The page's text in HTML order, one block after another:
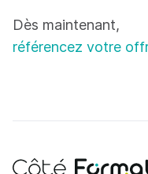
Dès maintenant,
référencez votre